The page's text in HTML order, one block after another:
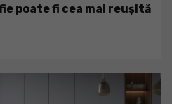
poate fi cea mai reușită